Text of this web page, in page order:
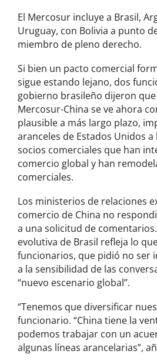
El Mercosur incluye a Brasil,
Uruguay, con Bolivia a punto
miembro de pleno derecho.
Si bien un pacto comercial
sigue estando lejano, dos
gobierno brasileño dijeron
Mercosur-China se ve ahora
plausible a más largo plazo,
aranceles de Estados Unidos
socios comerciales que han
comercio global y han
comerciales.
Los ministerios de relaciones
comercio de China no
a una solicitud de
evolutiva de Brasil refleja lo
funcionarios, que pidió no ser
a la sensibilidad de las
“nuevo escenario global”.
“Tenemos que diversificar
funcionario. “China tiene la
podemos trabajar con un
algunas líneas arancelarias”,